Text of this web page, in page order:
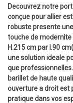
Decouvrez notre
conçue pour allier
robuste presente
touche de
H.215 cm par l.90
une solution ideale
que
barillet de haute
ouverture a droit est
pratique dans vos